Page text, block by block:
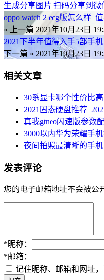
生成分享图片 扫码分享到微
oppo watch 2 ecg版怎么样_
« 上一篇 2021年10月23日
2021下半年值得入手5部手
下一篇 » 2021年10月23日
相关文章
30系显卡哪个性价比
2021固态硬盘推荐
真我gtneo闪速版参数
3000以内华为荣耀手
夜间拍照最清晰的手
发表评论
您的电子邮箱地址不会被公
*昵称：
*邮箱：
记住昵称、邮箱和网址